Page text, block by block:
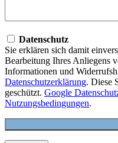
Datenschutz
Sie erklären sich damit
Bearbeitung Ihres Anliegens
Informationen und
Datenschutzerklärung. Diese
geschützt. Google
Nutzungsbedingungen.